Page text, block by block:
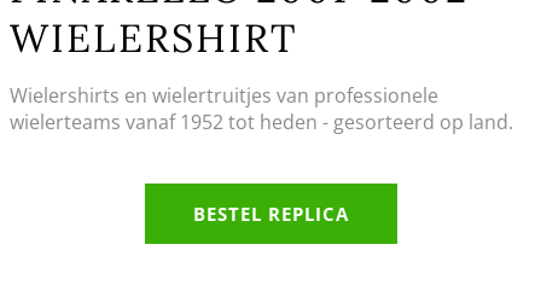
WIELERSHIRT
Wielershirts en wielertruitjes van professionele
wielerteams vanaf 1952 tot heden - gesorteerd op land.
BESTEL REPLICA